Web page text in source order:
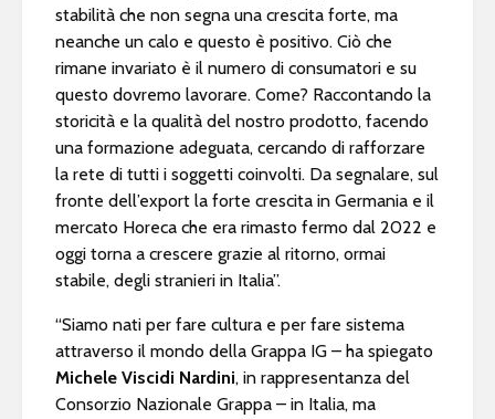
stabilità che non segna una crescita forte, ma
neanche un calo e questo è positivo. Ciò che
rimane invariato è il numero di consumatori e su
questo dovremo lavorare. Come? Raccontando la
storicità e la qualità del nostro prodotto, facendo
una formazione adeguata, cercando di rafforzare
la rete di tutti i soggetti coinvolti. Da segnalare, sul
fronte dell’export la forte crescita in Germania e il
mercato Horeca che era rimasto fermo dal 2022 e
oggi torna a crescere grazie al ritorno, ormai
stabile, degli stranieri in Italia”.
“Siamo nati per fare cultura e per fare sistema
attraverso il mondo della Grappa IG – ha spiegato
Michele Viscidi Nardini, in rappresentanza del
Consorzio Nazionale Grappa – in Italia, ma